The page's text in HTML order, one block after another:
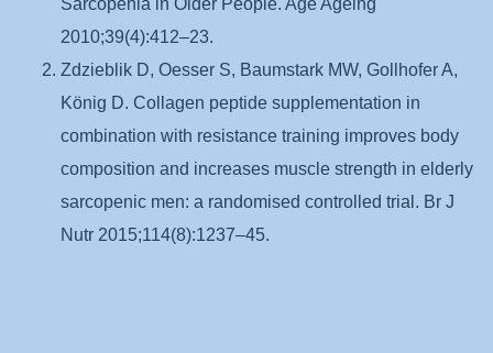
2010;39(4):412–23.
Zdzieblik D, Oesser S, Baumstark MW, Gollhofer A,
König D. Collagen peptide supplementation in
combination with resistance training improves body
composition and increases muscle strength in elderly
sarcopenic men: a randomised controlled trial. Br J
Nutr 2015;114(8):1237–45.